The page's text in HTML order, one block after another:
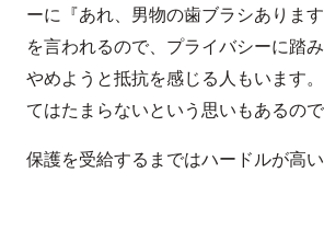
ーに『あれ、男物の歯ブラシありま
を言われるので、プライバシーに踏
やめようと抵抗を感じる人もいます
てはたまらないという思いもあるので
保護を受給するまではハードルが高い